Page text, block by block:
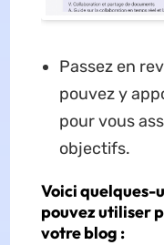
Passez en
pouvez y
pour vous
objectifs.
Voici quelques-
pouvez utiliser
votre blog :